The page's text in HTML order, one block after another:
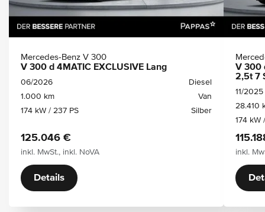
Mercedes-Benz V 300
V 300 d 4MATIC EXCLUSIVE Lang
06/2026
Diesel
1.000 km
Van
174 kW / 237 PS
Silber
125.046 €
inkl. MwSt., inkl. NoVA
Details
V 300
2,5t 7
11/2025
28.410
174 kW
inkl.